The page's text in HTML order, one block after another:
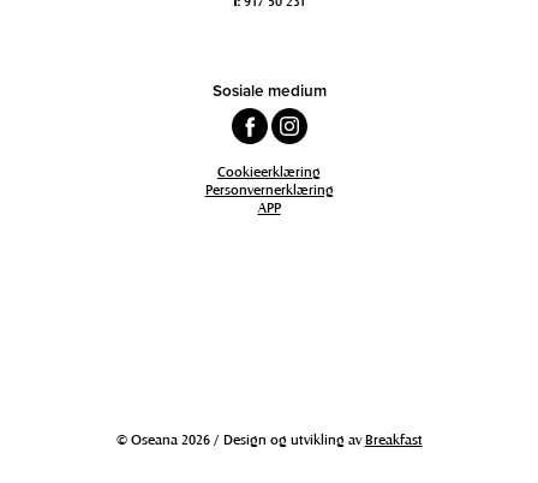
Sosiale medium
Cookieerklæring
Personvernerklæring
APP
© Oseana 2026 / Design og utvikling avBreakfast